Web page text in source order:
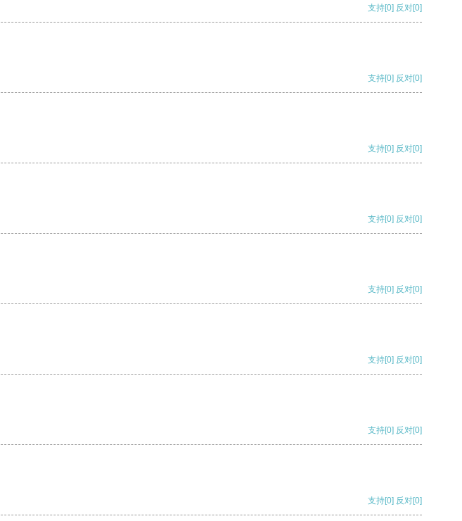
支持[0] 反对[0]
支持[0] 反对[0]
支持[0] 反对[0]
支持[0] 反对[0]
支持[0] 反对[0]
支持[0] 反对[0]
支持[0] 反对[0]
支持[0] 反对[0]